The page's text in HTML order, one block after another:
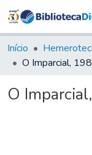
Início
O Imparcial,
O